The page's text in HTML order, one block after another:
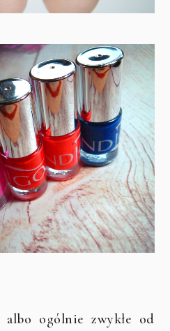
ogólnie zwykłe od